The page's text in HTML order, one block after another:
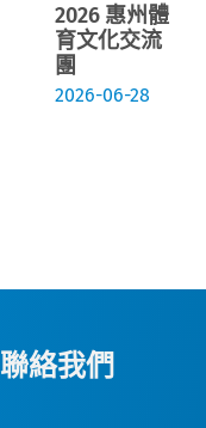
2026 惠州體
育文化交流
團
2026-06-28
聯絡我們